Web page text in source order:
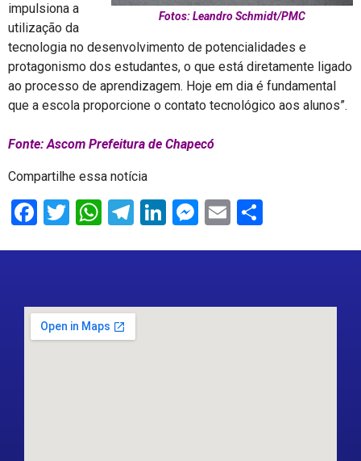
Fotos: Leandro Schmidt/PMC
impulsiona a
utilização da
tecnologia no desenvolvimento de potencialidades e
protagonismo dos estudantes, o que está diretamente ligado
ao processo de aprendizagem. Hoje em dia é fundamental
que a escola proporcione o contato tecnológico aos alunos”.
Fonte: Ascom Prefeitura de Chapecó
Compartilhe essa notícia
Facebook
Twitter
WhatsApp
Telegram
LinkedIn
Messenger
Email